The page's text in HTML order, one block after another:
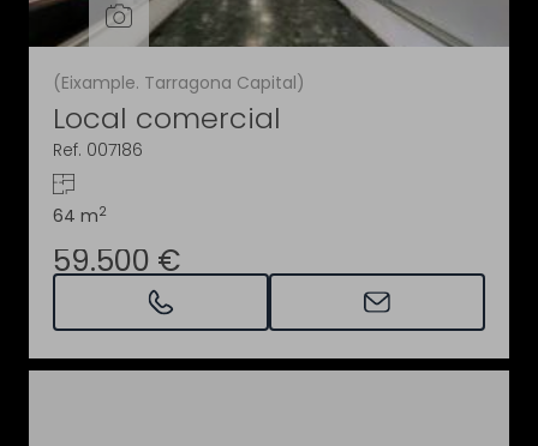
(Eixample. Tarragona Capital)
Local comercial
Ref. 007186
64 m2
59.500 €